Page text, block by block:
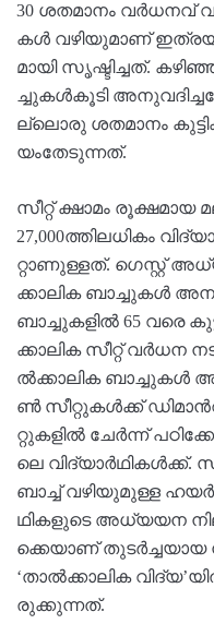
30 ശ​ത​മാ​നം വ​ർ​ധ​ന​വ്​
ക​ൾ വ​ഴി​യു​മാ​ണ്​
മാ​യി സൃ​ഷ്ടി​ച്ച​ത്.
ച്ചു​ക​ൾ​കൂ​ടി
ല്ലൊ​രു ശ​ത​മാ​നം
യം​തേ​ടു​ന്ന​ത്.
സീ​റ്റ്​ ക്ഷാ​മം രൂ​ക്ഷ​മാ​യ
27,000ത്തി​ല​ധി​കം
റ്റാ​ണു​ള്ള​ത്​. ഗെ​സ്റ്റ്​
ക്കാ​ലി​ക ബാ​ച്ചു​ക​ൾ
ബാ​ച്ചു​ക​ളി​ൽ 65 വ​രെ
ക്കാ​ലി​ക സീ​റ്റ്​ വ​ർ​ധ​ന
ൽ​ക്കാ​ലി​ക ബാ​ച്ചു​ക​ൾ
ൺ സീ​റ്റു​ക​ൾ​ക്ക്​ ഡി​മാ​ന്‍റ്​
റ്റു​ക​ളി​ൽ ചേ​ർ​ന്ന്​
ലെ വി​ദ്യാ​ർ​ഥി​ക​ൾ​ക്ക്.
ബാ​ച്ച്​ വ​ഴി​യു​മു​ള്ള
ഥി​ക​ളു​ടെ അ​ധ്യ​യ​ന
ക്കെ​യാ​ണ്​ തു​ട​ർ​ച്ച​യാ​യ
‘താ​ൽ​ക്കാ​ലി​ക
രു​ക്കു​ന്ന​ത്.